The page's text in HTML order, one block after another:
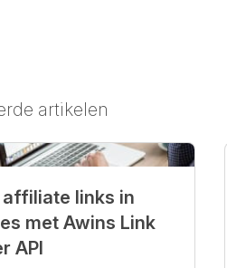
artikelen
affiliate links in
met Awins Link
API